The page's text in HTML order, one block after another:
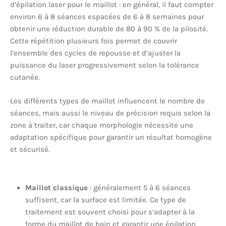
d’épilation laser pour le maillot : en général, il faut compter
environ 6 à 8 séances espacées de 6 à 8 semaines pour
obtenir une réduction durable de 80 à 90 % de la pilosité.
Cette répétition plusieurs fois permet de couvrir
l’ensemble des cycles de repousse et d’ajuster la
puissance du laser progressivement selon la tolérance
cutanée.
Les différents types de maillot influencent le nombre de
séances, mais aussi le niveau de précision requis selon la
zone à traiter, car chaque morphologie nécessite une
adaptation spécifique pour garantir un résultat homogène
et sécurisé.
Maillot classique : généralement 5 à 6 séances
suffisent, car la surface est limitée. Ce type de
traitement est souvent choisi pour s’adapter à la
forme du maillot de bain et garantir une épilation